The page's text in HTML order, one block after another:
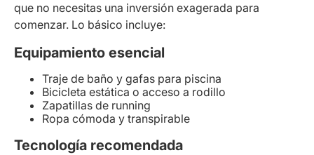
que no necesitas una inversión exagerada para
comenzar. Lo básico incluye:
Equipamiento esencial
Traje de baño y gafas para piscina
Bicicleta estática o acceso a rodillo
Zapatillas de running
Ropa cómoda y transpirable
Tecnología recomendada